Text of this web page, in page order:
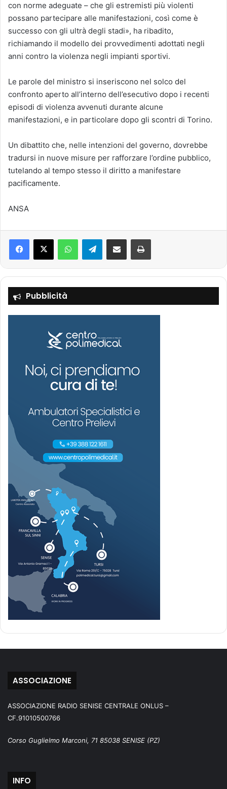
con norme adeguate – che gli estremisti più violenti
possano partecipare alle manifestazioni, così come è
successo con gli ultrà degli stadi», ha ribadito,
richiamando il modello dei provvedimenti adottati negli
anni contro la violenza negli impianti sportivi.
Le parole del ministro si inseriscono nel solco del
confronto aperto all’interno dell’esecutivo dopo i recenti
episodi di violenza avvenuti durante alcune
manifestazioni, e in particolare dopo gli scontri di Torino.
Un dibattito che, nelle intenzioni del governo, dovrebbe
tradursi in nuove misure per rafforzare l’ordine pubblico,
tutelando al tempo stesso il diritto a manifestare
pacificamente.
ANSA
Telegram
Pubblicità
ASSOCIAZIONE
ASSOCIAZIONE RADIO SENISE CENTRALE ONLUS –
CF.91010500766
Corso Guglielmo Marconi, 71 85038 SENISE (PZ)
INFO